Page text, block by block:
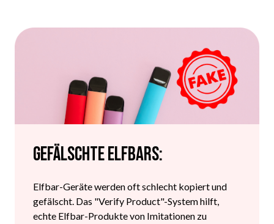
Gefälschte Elfbars:
Elfbar-Geräte werden oft schlecht kopiert und
gefälscht. Das "Verify Product"-System hilft,
echte Elfbar-Produkte von Imitationen zu